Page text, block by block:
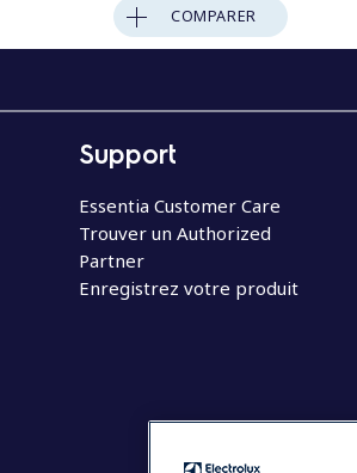
COMPARER
Support
Essentia Customer Care
Trouver un Authorized
Partner
Enregistrez votre produit